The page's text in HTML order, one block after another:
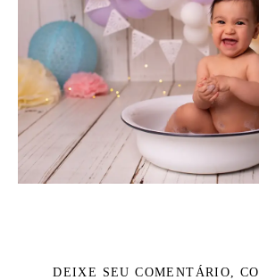
DEIXE SEU COMENTÁRIO,